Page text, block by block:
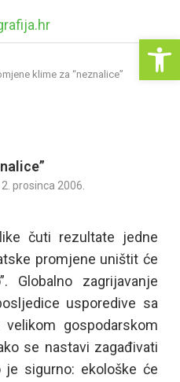
klime za “neznalice”
prosinca 2006.
čuti rezultate jedne
promjene uništit će
Globalno zagrijavanje
usporedive sa
gospodarskom
se nastavi zagađivati
sigurno: ekološke će